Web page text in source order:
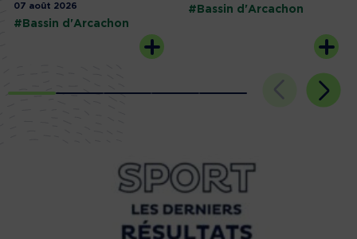
07 août 2026
#Bassin d'Arcachon
#Bassin d'Arcachon